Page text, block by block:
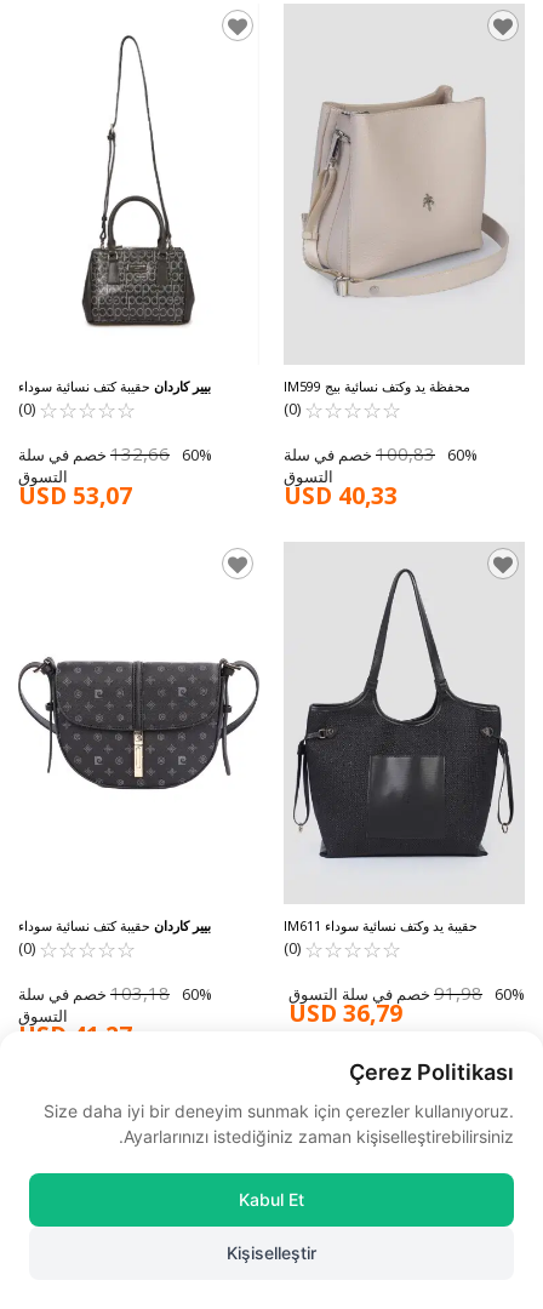
بيير كاردان حقيبة كتف نسائية سوداء
05PC25Y10409-PMN
☆
☆
☆
☆
☆ ★
★
★
★
★
(0)
132,66 60% خصم في سلة
التسوق
USD 53,07
محفظة يد وكتف نسائية بيج IM599
☆
☆
☆
☆
☆ ★
★
★
★
★
(0)
100,83 60% خصم في سلة
التسوق
USD 40,33
بيير كاردان حقيبة كتف نسائية سوداء
05PC24K841-MN ☆
☆
☆
☆
☆ ★
★
★
★
★
(0)
103,18 60% خصم في سلة
التسوق
USD 41,27
حقيبة يد وكتف نسائية سوداء IM611
☆
☆
☆
☆
☆ ★
★
★
★
★
(0)
91,98 60% خصم في سلة التسوق
USD 36,79
Çerez Politikası
Size daha iyi bir deneyim sunmak için çerezler kullanıyoruz.
Ayarlarınızı istediğiniz zaman kişiselleştirebilirsiniz.
Kabul Et
Kişiselleştir